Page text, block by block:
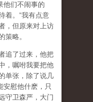
他们不闹事的
着。”我有点意
，但原来对上访
策略。
追了过来，他把
，嘱咐我要把他
单张，除了说几
安慰他什麽，只
守卫森严，大门